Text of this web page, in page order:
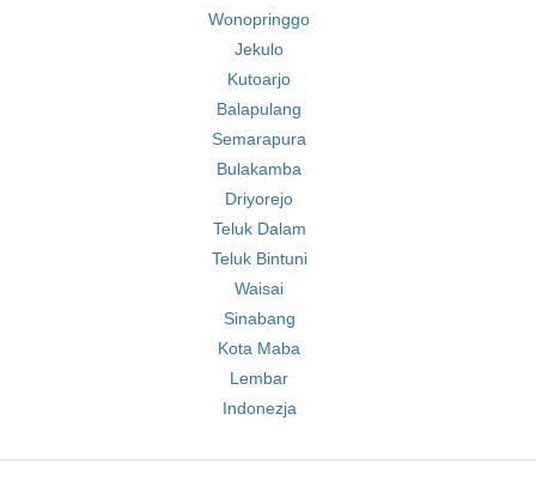
Wonopringgo
Jekulo
Kutoarjo
Balapulang
Semarapura
Bulakamba
Driyorejo
Teluk Dalam
Teluk Bintuni
Waisai
Sinabang
Kota Maba
Lembar
Indonezja